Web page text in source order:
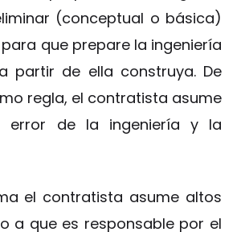
(conceptual o básica)
que prepare la ingeniería
partir de ella construya. De
regla, el contratista asume
error de la ingeniería y la
el contratista asume altos
a que es responsable por el